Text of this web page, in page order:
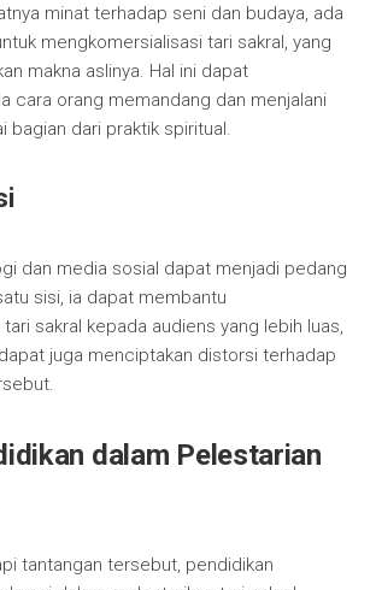
minat terhadap seni dan budaya, ada
mengkomersialisasi tari sakral, yang
makna aslinya. Hal ini dapat
cara orang memandang dan menjalani
bagian dari praktik spiritual.
dan media sosial dapat menjadi pedang
sisi, ia dapat membantu
sakral kepada audiens yang lebih luas,
juga menciptakan distorsi terhadap
dalam Pelestarian
tantangan tersebut, pendidikan